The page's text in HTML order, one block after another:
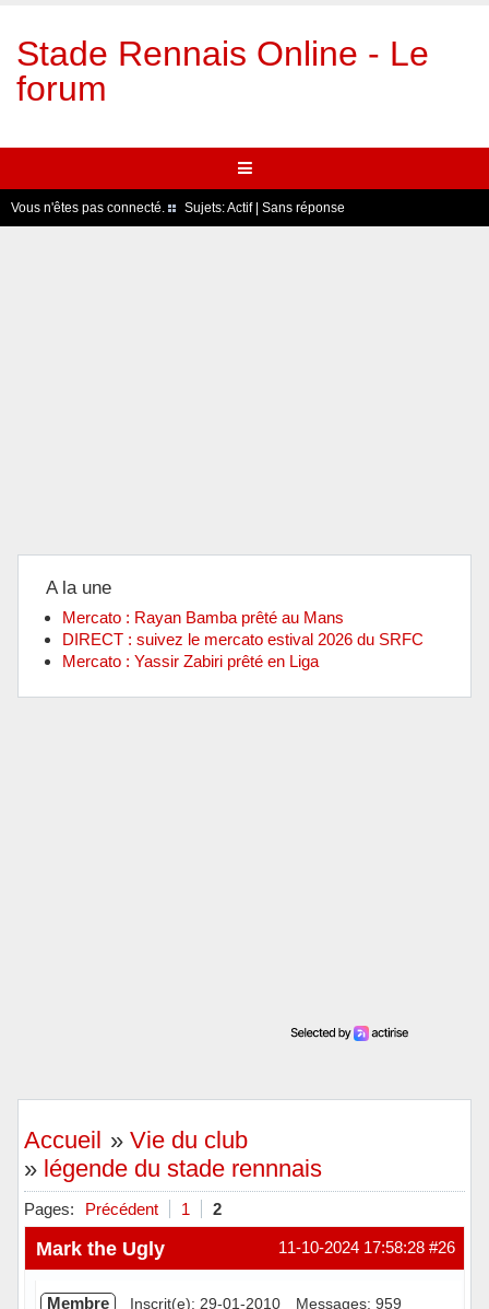
Stade Rennais Online - Le
forum
Vous n'êtes pas connecté. Sujets:Actif| Sans réponse
A la une
Mercato : Rayan Bamba prêté au Mans
DIRECT : suivez le mercato estival 2026 du SRFC
Mercato : Yassir Zabiri prêté en Liga
Accueil »Vie du club
» légende du stade rennnais
Pages: Précédent 1 2
#26
11-10-2024 17:58:28
Mark the Ugly
Membre Inscrit(e): 29-01-2010 Messages: 959